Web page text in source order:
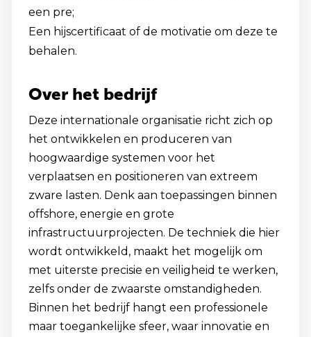
een pre;
Een hijscertificaat of de motivatie om deze te
behalen.
Over het bedrijf
Deze internationale organisatie richt zich op
het ontwikkelen en produceren van
hoogwaardige systemen voor het
verplaatsen en positioneren van extreem
zware lasten. Denk aan toepassingen binnen
offshore, energie en grote
infrastructuurprojecten. De techniek die hier
wordt ontwikkeld, maakt het mogelijk om
met uiterste precisie en veiligheid te werken,
zelfs onder de zwaarste omstandigheden.
Binnen het bedrijf hangt een professionele
maar toegankelijke sfeer, waar innovatie en